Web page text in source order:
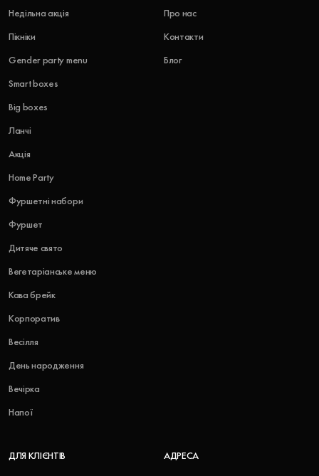
Недільна акція
Пікніки
Gender party menu
Smart boxes
Big boxes
Ланчі
Акція
Home Party
Фуршетні набори
Фуршет
Дитяче свято
Вегетаріанське меню
Кава брейк
Корпоратив
Весілля
День народження
Вечірка
Напої
Про нас
Контакти
Блог
ДЛЯ КЛІЄНТІВ АДРЕСА